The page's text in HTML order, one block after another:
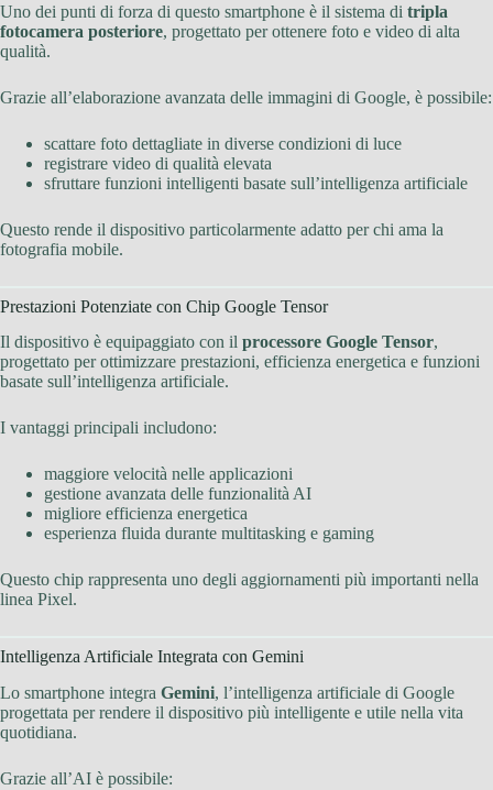
Uno dei punti di forza di questo smartphone è il sistema di tripla
fotocamera posteriore, progettato per ottenere foto e video di alta
qualità.
Grazie all’elaborazione avanzata delle immagini di Google, è possibile:
scattare foto dettagliate in diverse condizioni di luce
registrare video di qualità elevata
sfruttare funzioni intelligenti basate sull’intelligenza artificiale
Questo rende il dispositivo particolarmente adatto per chi ama la
fotografia mobile.
Prestazioni Potenziate con Chip Google Tensor
Il dispositivo è equipaggiato con il processore Google Tensor,
progettato per ottimizzare prestazioni, efficienza energetica e funzioni
basate sull’intelligenza artificiale.
I vantaggi principali includono:
maggiore velocità nelle applicazioni
gestione avanzata delle funzionalità AI
migliore efficienza energetica
esperienza fluida durante multitasking e gaming
Questo chip rappresenta uno degli aggiornamenti più importanti nella
linea Pixel.
Intelligenza Artificiale Integrata con Gemini
Lo smartphone integra Gemini, l’intelligenza artificiale di Google
progettata per rendere il dispositivo più intelligente e utile nella vita
quotidiana.
Grazie all’AI è possibile: